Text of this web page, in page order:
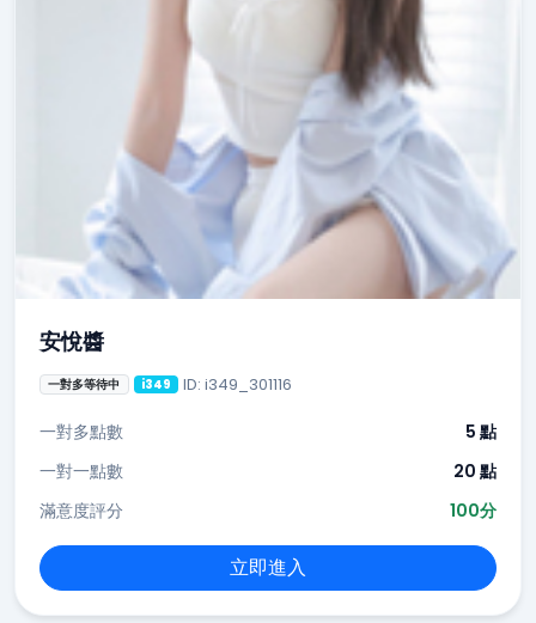
安悅醬
一對多等待中 i349 ID: i349_301116
一對多點數
5 點
一對一點數
20 點
滿意度評分
100分
立即進入